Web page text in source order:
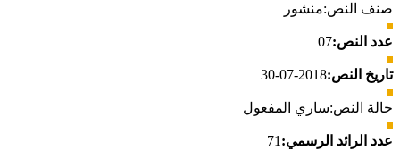
صنف النص:منشور
عدد النص:07
تاريخ النص:2018-07-30
حالة النص:ساري المفعول
عدد الرائد الرسمي:71